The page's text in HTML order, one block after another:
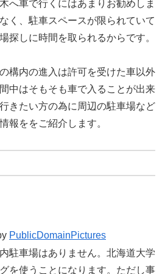
へ車で行くにはあまりお勧めしま
く、駐車スペースが限られていて
探しに時間を取られるからです。
構内の進入は許可を受けた車以外
中はそもそも車で入ることが出来
きたい方の為に周辺の駐車場など
報ををご紹介します。
PublicDomainPictures
駐車場はありません。北海道大学
を使うことになります。ただし事